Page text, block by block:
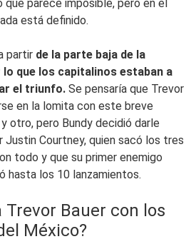
que parece imposible, pero en el
está definido.
partir de la parte baja de la
que los capitalinos estaban a
el triunfo. Se pensaría que Trevor
en la lomita con este breve
otro, pero Bundy decidió darle
Courtney, quien sacó los tres
todo y que su primer enemigo
hasta los 10 lanzamientos.
Trevor Bauer con los
México?